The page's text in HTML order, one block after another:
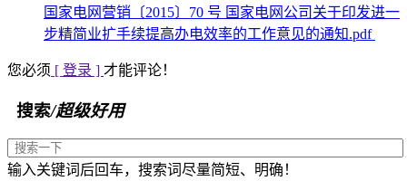
国家电网营销〔2015〕70 号 国家电网公司关于印发进一
步精简业扩手续提高办电效率的工作意见的通知.pdf
您必须 [ 登录 ] 才能评论！
搜索/超级好用
输入关键词后回车，搜索词尽量简短、明确！